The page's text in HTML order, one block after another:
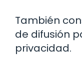
También
de difusión
privacidad.